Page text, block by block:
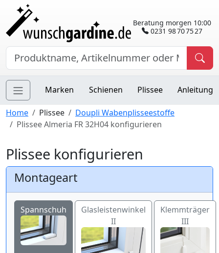
Beratung morgen 10:00
0231 98 70 75 27
Marken Schienen Plissee Anleitung
Home Plissee
Doupli Wabenplisseestoffe
Plissee Almeria FR 32H04 konfigurieren
Plissee konfigurieren
Montageart
Spannschuh
Glasleistenwinkel
II
Klemmträger
III